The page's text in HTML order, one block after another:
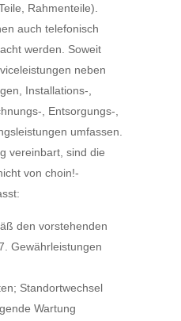
Rahmenteile).
auch telefonisch
werden. Soweit
neben
Installations-,
, Entsorgungs-,
umfassen.
vereinbart, sind die
von choin!-
den vorstehenden
Gewährleistungen
Standortwechsel
Wartung